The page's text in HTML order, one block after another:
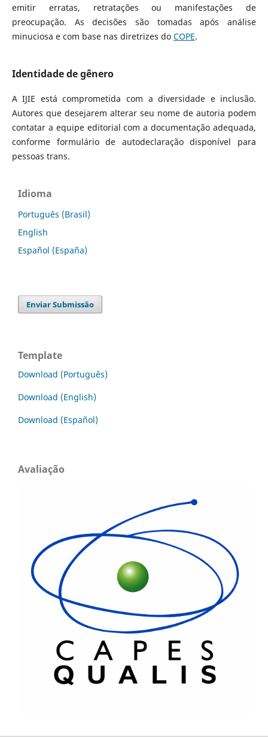
emitir erratas, retratações ou manifestações de
preocupação. As decisões são tomadas após análise
minuciosa e com base nas diretrizes do COPE.
Identidade de gênero
A IJIE está comprometida com a diversidade e inclusão.
Autores que desejarem alterar seu nome de autoria podem
contatar a equipe editorial com a documentação adequada,
conforme formulário de autodeclaração disponível para
pessoas trans.
Idioma
Português (Brasil)
English
Español (España)
Enviar Submissão
Template
Download (Português)
Download (English)
Download (Español)
Avaliação